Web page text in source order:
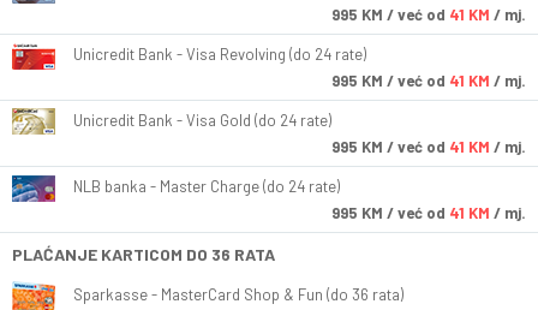
995 KM / već od 41 KM / mj.
Unicredit Bank - Visa Revolving (do 24 rate)
995 KM / već od 41 KM / mj.
Unicredit Bank - Visa Gold (do 24 rate)
995 KM / već od 41 KM / mj.
NLB banka - Master Charge (do 24 rate)
995 KM / već od 41 KM / mj.
PLAĆANJE KARTICOM DO 36 RATA
Sparkasse - MasterCard Shop & Fun (do 36 rata)